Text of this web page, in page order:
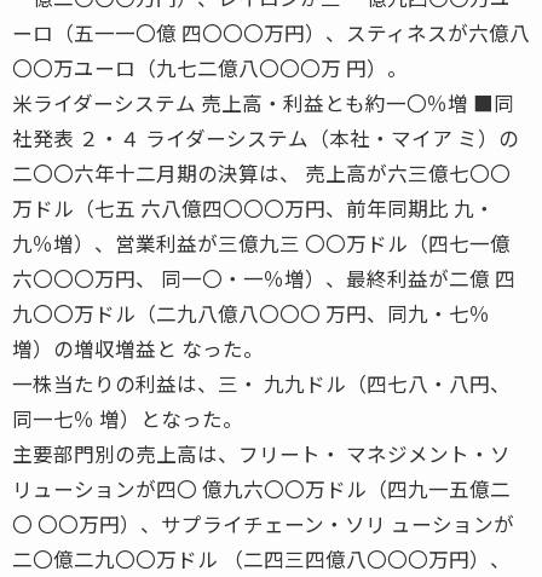
ーロ（五一一〇億 四〇〇〇万円）、スティネスが六億八
〇〇万ユーロ（九七二億八〇〇〇万 円）。
米ライダーシステム 売上高・利益とも約一〇％増 ■同
社発表 ２・４ ライダーシステム（本社・マイア ミ）の
二〇〇六年十二月期の決算は、 売上高が六三億七〇〇
万ドル（七五 六八億四〇〇〇万円、前年同期比 九・
九％増）、営業利益が三億九三 〇〇万ドル（四七一億
六〇〇〇万円、 同一〇・一％増）、最終利益が二億 四
九〇〇万ドル（二九八億八〇〇〇 万円、同九・七％
増）の増収増益と なった。
一株当たりの利益は、三・ 九九ドル（四七八・八円、
同一七％ 増）となった。
主要部門別の売上高は、フリート・ マネジメント・ソ
リューションが四〇 億九六〇〇万ドル（四九一五億二
〇 〇〇万円）、サプライチェーン・ソリ ューションが
二〇億二九〇〇万ドル （二四三四億八〇〇〇万円）、